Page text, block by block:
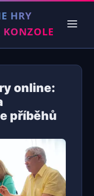
HRY
online:
příběhů